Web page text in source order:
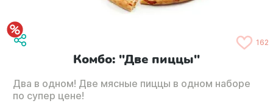
162
Комбо: "Две пиццы"
Два в одном! Две мясные пиццы в одном наборе
по супер цене!